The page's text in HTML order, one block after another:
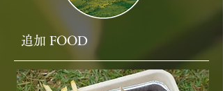
​追加 FOOD​